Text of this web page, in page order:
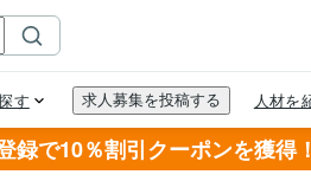
録で10％割引クーポンを獲得！